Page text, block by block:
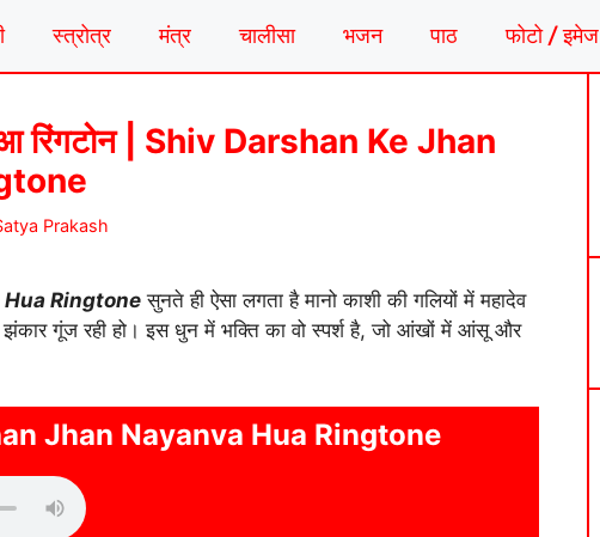
स्त्रोत्र मंत्र चालीसा भजन पाठ फोटो / इमेज
रिंगटोन | Shiv Darshan Ke Jhan
Prakash
Ringtone सुनते ही ऐसा लगता है मानो काशी की गलियों में महादेव
झंकार गूंज रही हो। इस धुन में भक्ति का वो स्पर्श है, जो आंखों में आंसू और
Jhan Nayanva Hua Ringtone